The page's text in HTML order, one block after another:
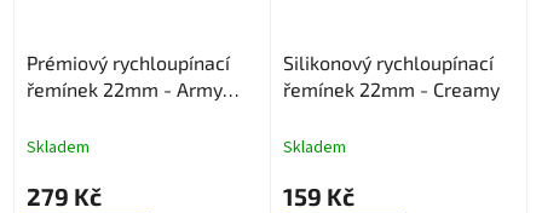
Prémiový rychloupínací
řemínek 22mm - Army
Skladem
279 Kč
Silikonový rychloupínací
řemínek 22mm - Creamy
Skladem
159 Kč